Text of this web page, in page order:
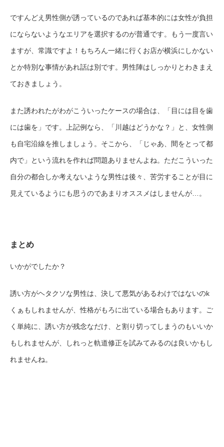
ですんどえ男性側が誘っているのであれば基本的には女性が負担
にならないようなエリアを選択するのが普通です。もう一度言い
ますが、常識ですよ！もちろん一緒に行くお店が横浜にしかない
とか特別な事情があれ話は別です。男性陣はしっかりとわきまえ
ておきましょう。
また誘われたがわがこういったケースの場合は、「目には目を歯
には歯を」です。上記例なら、「川越はどうかな？」と、女性側
も自宅沿線を推しましょう。そこから、「じゃあ、間をとって都
内で」という流れを作れば問題ありませんよね。ただこういった
自分の都合しか考えないような男性は後々、苦労することが目に
見えているようにも思うのであまりオススメはしませんが…。
まとめ
いかがでしたか？
誘い方がヘタクソな男性は、決して悪気があるわけではないのk
くぁもしれませんが、性格がもろに出ている場合もあります。ご
く単純に、誘い方が残念なだけ、と割り切ってしまうのもいいか
もしれませんが、しれっと軌道修正を試みてみるのは良いかもし
れませんね。